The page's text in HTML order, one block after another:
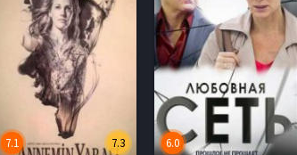
7.3
7.1 6.0